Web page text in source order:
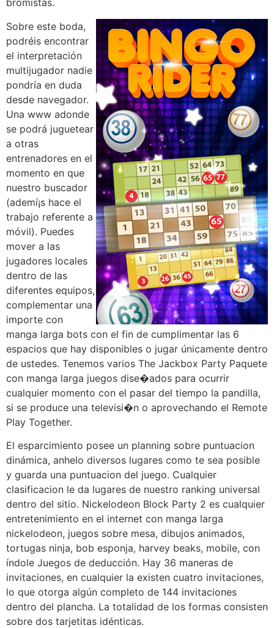
bromistas.
Sobre este boda,
podréis encontrar
el interpretación
multijugador nadie
pondrí­a en duda
desde navegador.
Una www adonde
se podrá juguetear
a otras
entrenadores en el
momento en que
nuestro buscador
(ademí¡s hace el
trabajo referente a
móvil). Puedes
mover a las
jugadores locales
dentro de las
diferentes equipos,
complementar una
importe con
manga larga bots con el fin de cumplimentar las 6
espacios que hay disponibles o jugar únicamente dentro
de ustedes. Tenemos varios The Jackbox Party Paquete
con manga larga juegos dise�ados para ocurrir
cualquier momento con el pasar del tiempo la pandilla,
si se produce una televisi�n o aprovechando el Remote
Play Together.
El esparcimiento posee un planning sobre puntuacion
dinámica, anhelo diversos lugares como te sea posible
y guarda una puntuacion del juego. Cualquier
clasificacion le da lugares de nuestro ranking universal
dentro del sitio. Nickelodeon Block Party 2 es cualquier
entretenimiento en el internet con manga larga
nickelodeon, juegos sobre mesa, dibujos animados,
tortugas ninja, bob esponja, harvey beaks, mobile, con
índole Juegos de deducción. Hay 36 maneras de
invitaciones, en cualquier la existen cuatro invitaciones,
lo que otorga algún completo de 144 invitaciones
dentro del plancha. La totalidad de los formas consisten
sobre dos tarjetitas idénticas.